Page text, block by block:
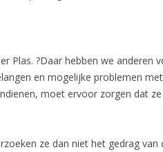
Plas. ?Daar hebben we anderen
en mogelijke problemen
moet ervoor zorgen dat
ze dan niet het gedrag van